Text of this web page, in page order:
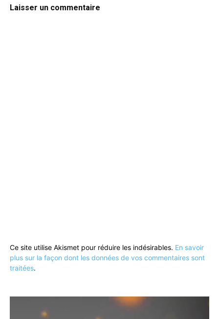
Laisser un commentaire
Ce site utilise Akismet pour réduire les indésirables. En savoir
plus sur la façon dont les données de vos commentaires sont
traitées.